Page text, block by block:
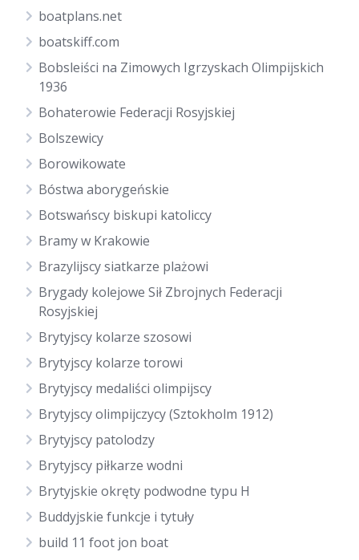
boatplans.net
boatskiff.com
Bobsleiści na Zimowych Igrzyskach Olimpijskich
1936
Bohaterowie Federacji Rosyjskiej
Bolszewicy
Borowikowate
Bóstwa aborygeńskie
Botswańscy biskupi katoliccy
Bramy w Krakowie
Brazylijscy siatkarze plażowi
Brygady kolejowe Sił Zbrojnych Federacji
Rosyjskiej
Brytyjscy kolarze szosowi
Brytyjscy kolarze torowi
Brytyjscy medaliści olimpijscy
Brytyjscy olimpijczycy (Sztokholm 1912)
Brytyjscy patolodzy
Brytyjscy piłkarze wodni
Brytyjskie okręty podwodne typu H
Buddyjskie funkcje i tytuły
build 11 foot jon boat